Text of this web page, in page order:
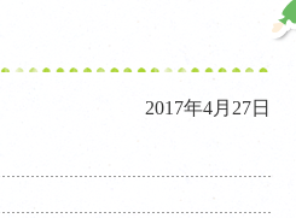
2017年4月27日